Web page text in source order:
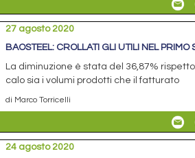
27 agosto 2020
BAOSTEEL: CROLLATI GLI UTILI NEL PRIMO
La diminuzione è stata del 36,87% rispetto
calo sia i volumi prodotti che il fatturato
di Marco Torricelli
24 agosto 2020